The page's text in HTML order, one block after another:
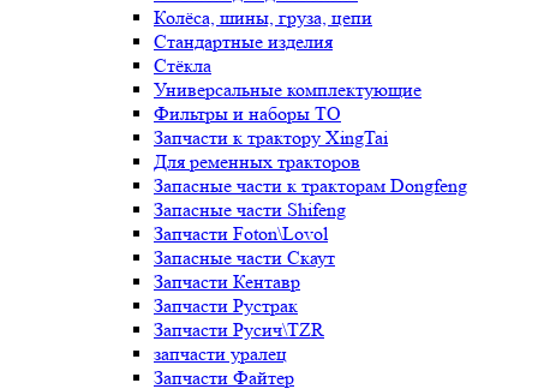
Колёса, шины, груза, цепи
Стандартные изделия
Стёкла
Универсальные комплектующие
Фильтры и наборы ТО
Запчасти к трактору XingTai
Для ременных тракторов
Запасные части к тракторам Dongfeng
Запасные части Shifeng
Запчасти Foton\Lovol
Запасные части Скаут
Запчасти Кентавр
Запчасти Рустрак
Запчасти Русич\TZR
запчасти уралец
Запчасти Файтер